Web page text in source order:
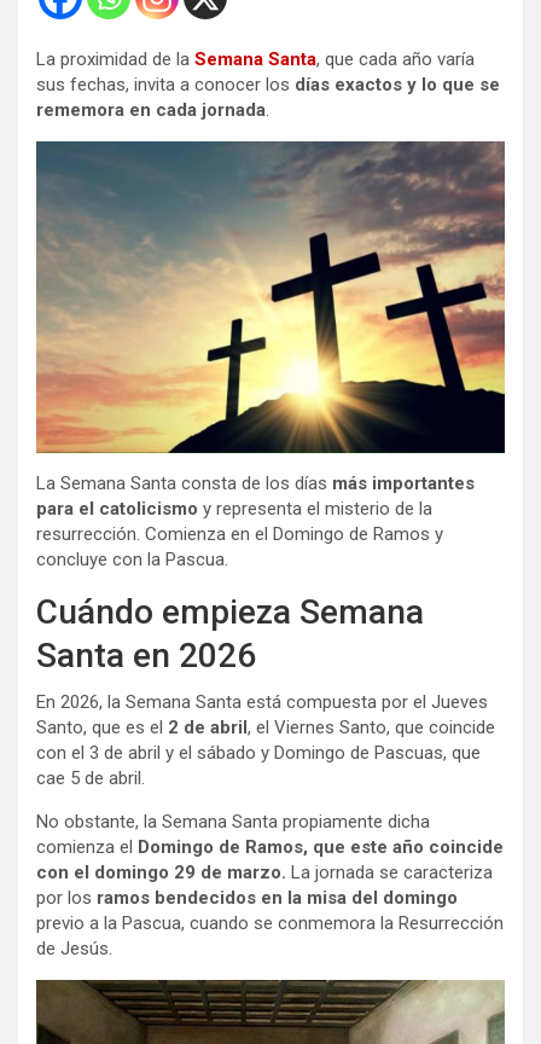
La proximidad de la Semana Santa, que cada año varía
sus fechas, invita a conocer los días exactos y lo que se
rememora en cada jornada
La Semana Santa consta de los días más importantes
para el catolicismo y representa el misterio de la
resurrección. Comienza en el Domingo de Ramos y
concluye con la Pascua.
Cuándo empieza Semana
Santa en 2026
En 2026, la Semana Santa está compuesta por el Jueves
Santo, que es el 2 de abril, el Viernes Santo, que coincide
con el 3 de abril y el sábado y Domingo de Pascuas, que
cae 5 de abril.
No obstante, la Semana Santa propiamente dicha
comienza el Domingo de Ramos, que este año coincide
con el domingo 29 de marzo. La jornada se caracteriza
por los ramos bendecidos en la misa del domingo
previo a la Pascua, cuando se conmemora la Resurrección
de Jesús.